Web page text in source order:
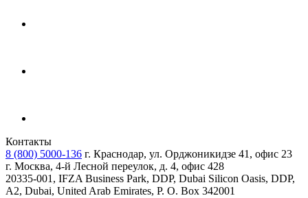
Контакты
8 (800) 5000-136 г. Краснодар, ул. Орджоникидзе 41, офис 23
г. Москва, 4-й Лесной переулок, д. 4, офис 428
20335-001, IFZA Business Park, DDP, Dubai Silicon Oasis, DDP,
A2, Dubai, United Arab Emirates, P. O. Box 342001